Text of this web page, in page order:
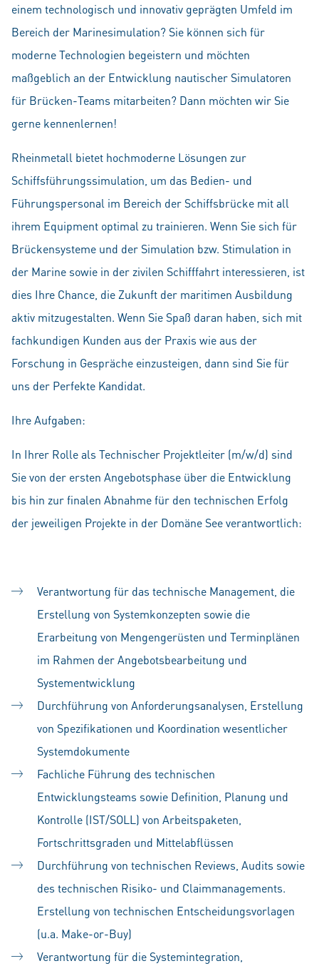
einem technologisch und innovativ geprägten Umfeld im
Bereich der Marinesimulation? Sie können sich für
moderne Technologien begeistern und möchten
maßgeblich an der Entwicklung nautischer Simulatoren
für Brücken-Teams mitarbeiten? Dann möchten wir Sie
gerne kennenlernen!
Rheinmetall bietet hochmoderne Lösungen zur
Schiffsführungssimulation, um das Bedien- und
Führungspersonal im Bereich der Schiffsbrücke mit all
ihrem Equipment optimal zu trainieren. Wenn Sie sich für
Brückensysteme und der Simulation bzw. Stimulation in
der Marine sowie in der zivilen Schifffahrt interessieren, ist
dies Ihre Chance, die Zukunft der maritimen Ausbildung
aktiv mitzugestalten. Wenn Sie Spaß daran haben, sich mit
fachkundigen Kunden aus der Praxis wie aus der
Forschung in Gespräche einzusteigen, dann sind Sie für
uns der Perfekte Kandidat.
Ihre Aufgaben:
In Ihrer Rolle als Technischer Projektleiter (m/w/d) sind
Sie von der ersten Angebotsphase über die Entwicklung
bis hin zur finalen Abnahme für den technischen Erfolg
der jeweiligen Projekte in der Domäne See verantwortlich:
Verantwortung für das technische Management, die
Erstellung von Systemkonzepten sowie die
Erarbeitung von Mengengerüsten und Terminplänen
im Rahmen der Angebotsbearbeitung und
Systementwicklung
Durchführung von Anforderungsanalysen, Erstellung
von Spezifikationen und Koordination wesentlicher
Systemdokumente
Fachliche Führung des technischen
Entwicklungsteams sowie Definition, Planung und
Kontrolle (IST/SOLL) von Arbeitspaketen,
Fortschrittsgraden und Mittelabflüssen
Durchführung von technischen Reviews, Audits sowie
des technischen Risiko- und Claimmanagements.
Erstellung von technischen Entscheidungsvorlagen
(u.a. Make-or-Buy)
Verantwortung für die Systemintegration,